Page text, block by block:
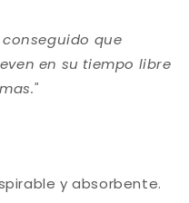
que
en su tiempo libre
"
y absorbente.